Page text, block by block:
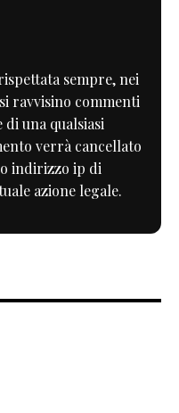
sempre, nei
ravvisino commenti
una qualsiasi
verrà cancellato
indirizzo ip di
azione legale.